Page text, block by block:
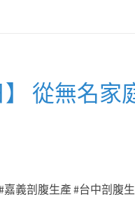
】 從無名
義剖腹生產 #台中剖腹